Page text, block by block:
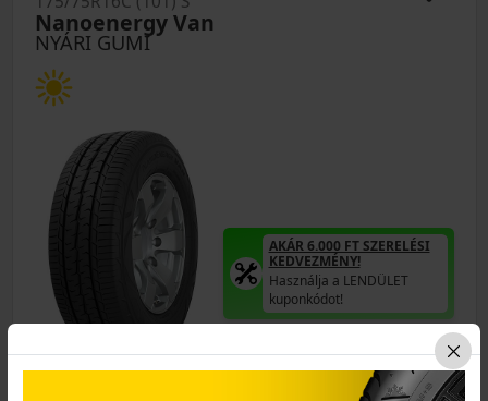
NYÁRI GUMI
Nanoenergy Van
AKÁR 6.000 FT SZERELÉSI
KEDVEZMÉNY!
Használja a LENDÜLET
kuponkódot!
EPREL cimke adatok: